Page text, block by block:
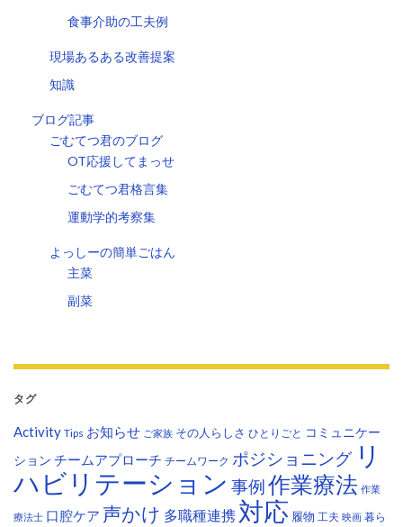
食事介助の工夫例
現場あるある改善提案
知識
ブログ記事
ごむてつ君のブログ
OT応援してまっせ
ごむてつ君格言集
運動学的考察集
よっしーの簡単ごはん
主菜
副菜
タグ
Activity Tips お知らせ ご家族 その人らしさ ひとりごと コミュニケー
ション チームアプローチ チームワーク ポジショニング リ
ハビリテーション 事例作業療法 作業
療法士 口腔ケア 声かけ 多職種連携 対応 履物 工夫 映画 暮ら